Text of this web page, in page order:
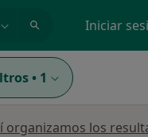
Iniciar
• 1
organizamos los